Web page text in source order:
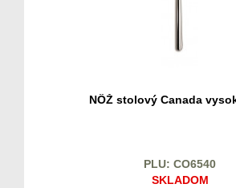
NÔŽ stolový Canada
PLU: CO6540
SKLADOM